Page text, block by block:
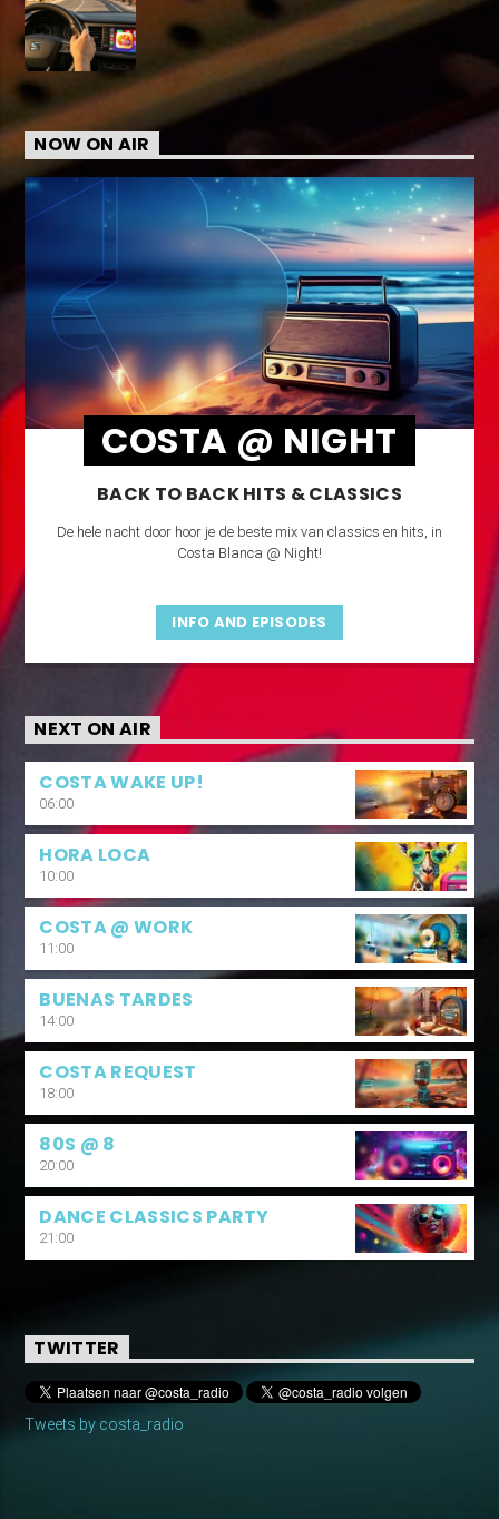
NOW ON AIR
COSTA @ NIGHT
BACK TO BACK HITS & CLASSICS
De hele nacht door hoor je de beste mix van classics en hits, in
Costa Blanca @ Night!
INFO AND EPISODES
NEXT ON AIR
COSTA WAKE UP!
06:00
HORA LOCA
10:00
COSTA @ WORK
11:00
BUENAS TARDES
14:00
COSTA REQUEST
18:00
80S @ 8
20:00
DANCE CLASSICS PARTY
21:00
TWITTER
Tweets by costa_radio